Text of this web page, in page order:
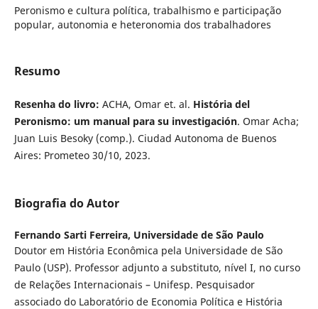
Peronismo e cultura política, trabalhismo e participação
popular, autonomia e heteronomia dos trabalhadores
Resumo
Resenha do livro: ACHA, Omar et. al. História del
Peronismo: um manual para su investigación. Omar Acha;
Juan Luis Besoky (comp.). Ciudad Autonoma de Buenos
Aires: Prometeo 30/10, 2023.
Biografia do Autor
Fernando Sarti Ferreira, Universidade de São Paulo
Doutor em História Econômica pela Universidade de São
Paulo (USP). Professor adjunto a substituto, nível I, no curso
de Relações Internacionais – Unifesp. Pesquisador
associado do Laboratório de Economia Política e História